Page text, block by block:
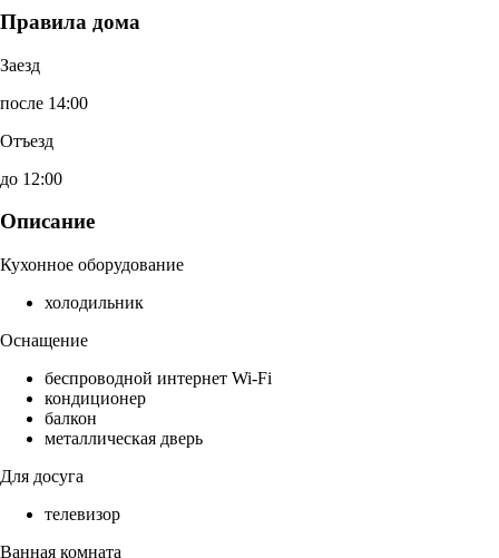
Правила дома
Заезд
после 14:00
Отъезд
до 12:00
Описание
Кухонное оборудование
холодильник
Оснащение
беспроводной интернет Wi-Fi
кондиционер
балкон
металлическая дверь
Для досуга
телевизор
Ванная комната